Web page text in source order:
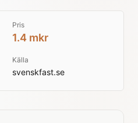
Pris
1.4 mkr
Källa
svenskfast.se